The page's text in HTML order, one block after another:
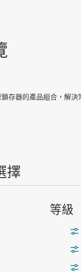
存器的產品組合，解
擇
等級